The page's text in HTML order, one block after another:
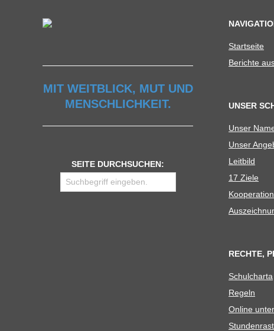
C
H
U
L
MIT WEITBLICK, MUT UND
MENSCHLICHKEIT.
SEITE DURCHSUCHEN:
Start­seite
Berichte
UNSER
Unser
Unser
Leit­bild
17 Ziele
RECHTE,
Schul­charta
Regeln
Online